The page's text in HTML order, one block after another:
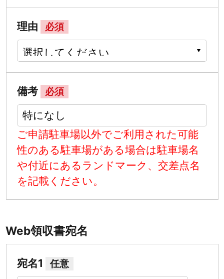
理由 必須
備考 必須
ご申請駐車場以外でご利用された可能
性のある駐車場がある場合は駐車場名
や付近にあるランドマーク、交差点名
を記載ください。
Web領収書宛名
宛名1 任意